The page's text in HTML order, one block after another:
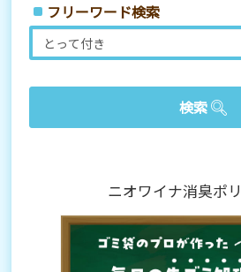
フリーワード検索
ニオワイナ消臭ポ